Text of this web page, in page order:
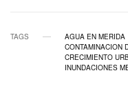
TAGS
AGUA EN MERIDA
CONTAMINACION
CRECIMIENTO
INUNDACIONES